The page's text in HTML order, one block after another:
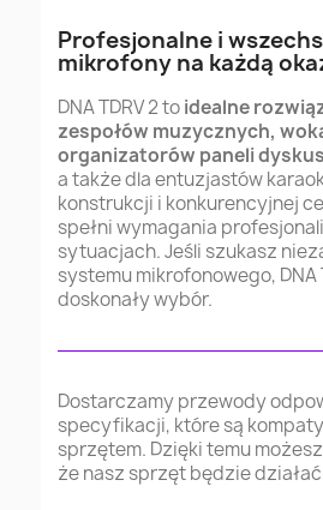
Profesjonalne i
mikrofony na każdą
DNA TDRV 2 toidealne
zespołów muzycznych,
organizatorów paneli
a także dla entuzjastów
konstrukcji i konkurencyjnej
spełni wymagania
sytuacjach. Jeśli szukasz
systemu mikrofonowego, DNA
doskonały wybór.
Dostarczamy przewody
specyfikacji, które są
sprzętem. Dzięki temu
że nasz sprzęt będzie